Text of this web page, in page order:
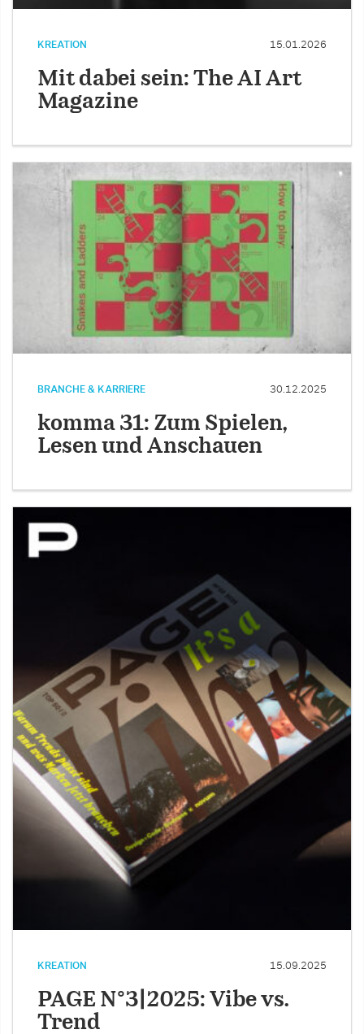
KREATION 15.01.2026
Mit dabei sein: The AI Art
Magazine
BRANCHE & KARRIERE 30.12.2025
komma 31: Zum Spielen,
Lesen und Anschauen
KREATION 15.09.2025
PAGE N°3|2025: Vibe vs.
Trend